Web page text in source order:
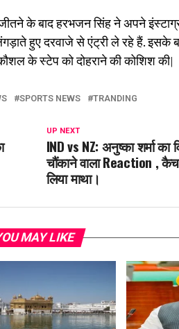
के बाद हरभजन सिंह ने अपने
हुए दरवाजे से एंट्री ले रहे हैं.
के स्टेप को दोहराने की कोशिश की|
SPORTS NEWS TRANDING
UP NEXT
IND vs NZ: अनुष्का शर्मा का
चौंकाने वाला Reaction ,
लिया माथा।
MAY LIKE